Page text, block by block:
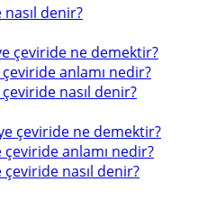
denir?
çeviride ne demektir?
anlamı nedir?
nasıl denir?
çeviride ne demektir?
anlamı nedir?
nasıl denir?